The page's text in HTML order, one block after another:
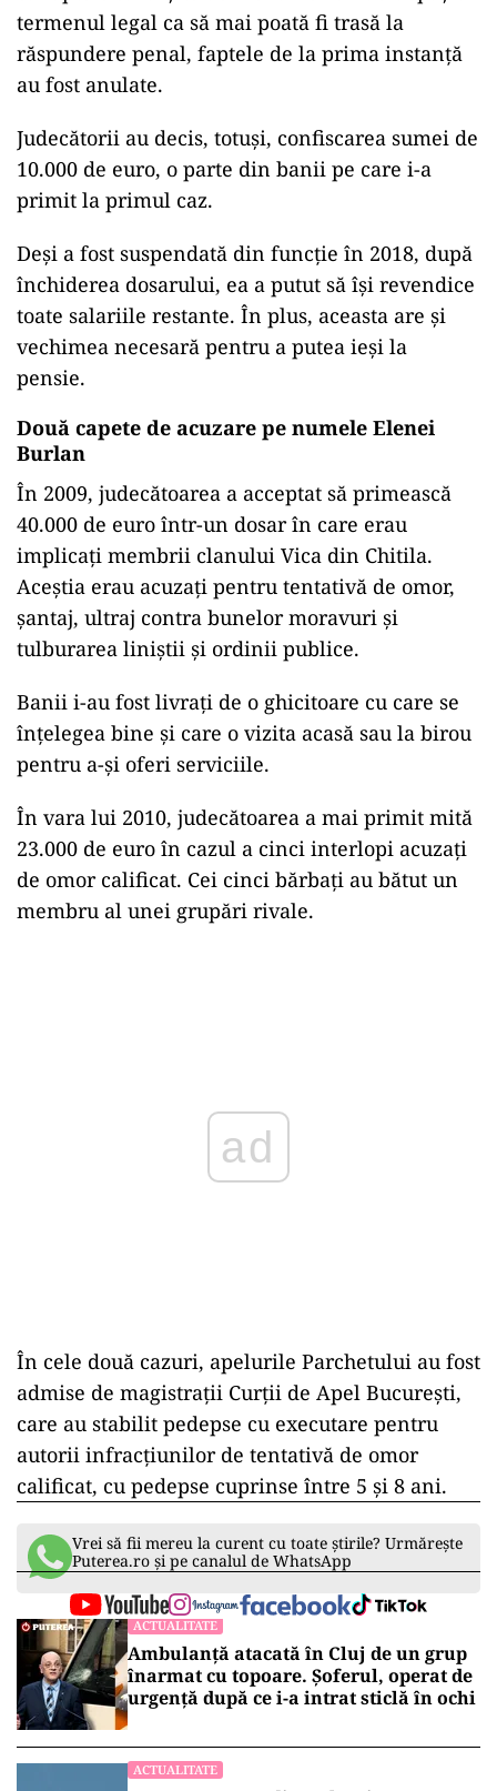
termenul legal ca să mai poată fi trasă la
răspundere penal, faptele de la prima instanță
au fost anulate.
Judecătorii au decis, totuși, confiscarea sumei de
10.000 de euro, o parte din banii pe care i-a
primit la primul caz.
Deși a fost suspendată din funcție în 2018, după
închiderea dosarului, ea a putut să își revendice
toate salariile restante. În plus, aceasta are și
vechimea necesară pentru a putea ieși la
pensie.
Două capete de acuzare pe numele Elenei
Burlan
În 2009, judecătoarea a acceptat să primească
40.000 de euro într-un dosar în care erau
implicați membrii clanului Vica din Chitila.
Aceștia erau acuzați pentru tentativă de omor,
șantaj, ultraj contra bunelor moravuri și
tulburarea liniștii și ordinii publice.
Banii i-au fost livrați de o ghicitoare cu care se
înțelegea bine și care o vizita acasă sau la birou
pentru a-și oferi serviciile.
În vara lui 2010, judecătoarea a mai primit mită
23.000 de euro în cazul a cinci interlopi acuzați
de omor calificat. Cei cinci bărbați au bătut un
membru al unei grupări rivale.
ad
În cele două cazuri, apelurile Parchetului au fost
admise de magistrații Curții de Apel București,
care au stabilit pedepse cu executare pentru
autorii infracțiunilor de tentativă de omor
calificat, cu pedepse cuprinse între 5 și 8 ani.
Vrei să fii mereu la curent cu toate știrile? Urmărește
Puterea.ro și pe canalul de WhatsApp
ACTUALITATE
Ambulanță atacată în Cluj de un grup
înarmat cu topoare. Șoferul, operat de
urgență după ce i-a intrat sticlă în ochi
ACTUALITATE